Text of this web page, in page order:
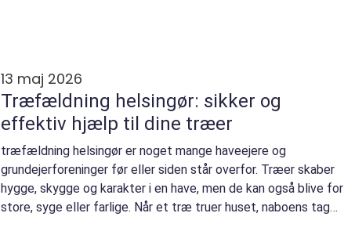
13 maj 2026
Træfældning helsingør: sikker og
effektiv hjælp til dine træer
træfældning helsingør er noget mange haveejere og
grundejerforeninger før eller siden står overfor. Træer skaber
hygge, skygge og karakter i en have, men de kan også blive for
store, syge eller farlige. Når et træ truer huset, naboens tag